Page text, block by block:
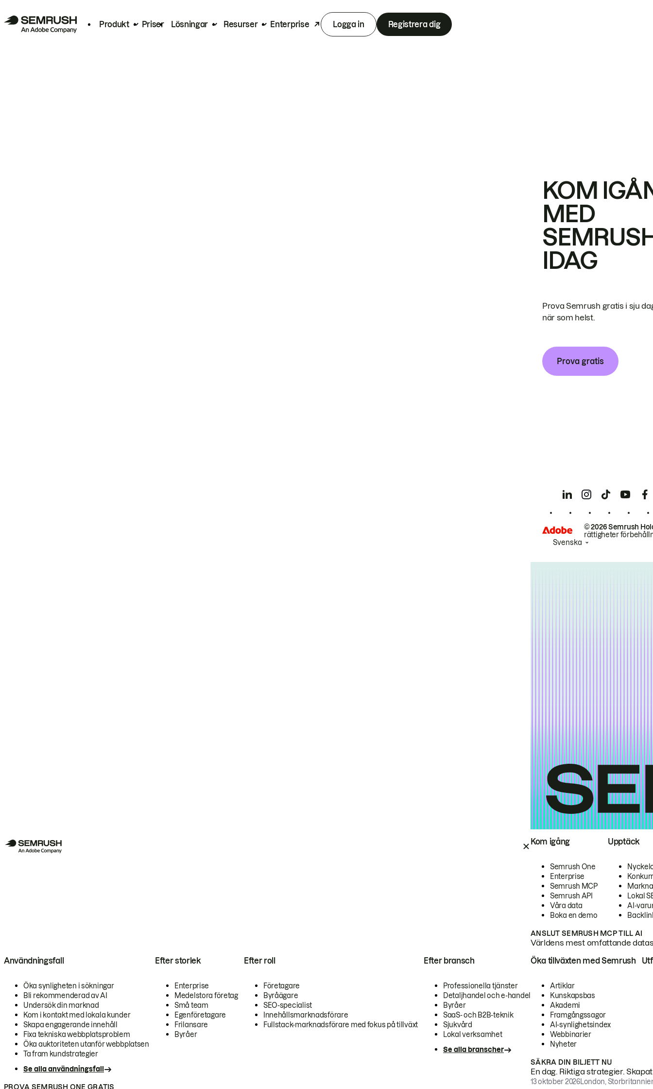
Produkt Priser Lösningar Resurser Enterprise Logga in Registrera dig
Kom igång
Semrush One
Enterprise
Semrush MCP
Semrush API
Våra data
Boka en demo
Upptäck
Lokal
AI-
ANSLUT SEMRUSH MCP TILL AI
Världens mest omfattande
Användningsfall
Öka synligheten i sökningar
Bli rekommenderad av AI
Undersök din marknad
Kom i kontakt med lokala kunder
Skapa engagerande innehåll
Fixa tekniska webbplatsproblem
Öka auktoriteten utanför webbplatsen
Ta fram kundstrategier
Se alla användningsfall
Efter storlek
Enterprise
Medelstora företag
Små team
Egenföretagare
Frilansare
Byråer
Efter roll
Företagare
Byråägare
SEO-specialist
Innehållsmarknadsförare
Fullstack-marknadsförare med fokus på tillväxt
Efter bransch
Professionella tjänster
Detaljhandel och e-handel
Byråer
SaaS- och B2B-teknik
Sjukvård
Lokal verksamhet
Se alla branscher
PROVA SEMRUSH ONE GRATIS
Öka tillväxten med Semrush
Artiklar
Kunskapsbas
Akademi
Framgångssagor
AI-synlighetsindex
Webbinarier
Nyheter
SÄKRA DIN BILJETT NU
En dag. Riktiga strategier.
13 oktober 2026London,
KOM
MED
IDAG
Prova Semrush gratis i sju
när som helst.
Prova gratis
© 2026 Semrush
rättigheter
Svenska